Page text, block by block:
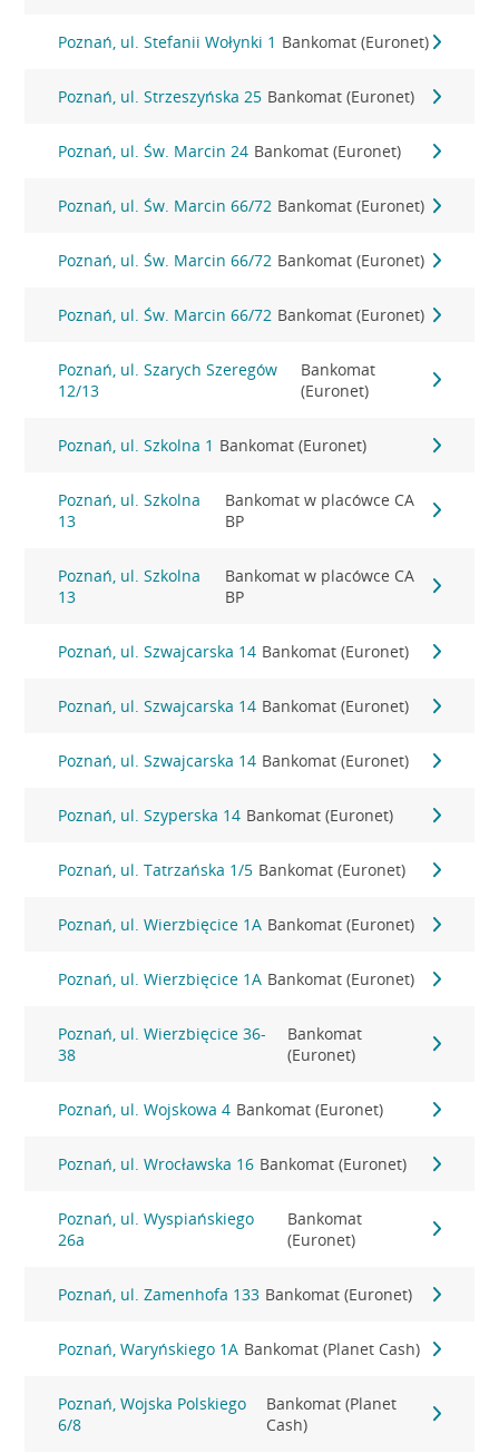
Poznań, ul. Stefanii Wołynki 1 Bankomat (Euronet)
Poznań, ul. Strzeszyńska 25 Bankomat (Euronet)
Poznań, ul. Św. Marcin 24 Bankomat (Euronet)
Poznań, ul. Św. Marcin 66/72 Bankomat (Euronet)
Poznań, ul. Św. Marcin 66/72 Bankomat (Euronet)
Poznań, ul. Św. Marcin 66/72 Bankomat (Euronet)
Poznań, ul. Szarych Szeregów
12/13
Bankomat
(Euronet)
Poznań, ul. Szkolna 1 Bankomat (Euronet)
Poznań, ul. Szkolna
13
Bankomat w placówce CA
BP
Poznań, ul. Szkolna
13
Bankomat w placówce CA
BP
Poznań, ul. Szwajcarska 14 Bankomat (Euronet)
Poznań, ul. Szwajcarska 14 Bankomat (Euronet)
Poznań, ul. Szwajcarska 14 Bankomat (Euronet)
Poznań, ul. Szyperska 14 Bankomat (Euronet)
Poznań, ul. Tatrzańska 1/5 Bankomat (Euronet)
Poznań, ul. Wierzbięcice 1A Bankomat (Euronet)
Poznań, ul. Wierzbięcice 1A Bankomat (Euronet)
Poznań, ul. Wierzbięcice 36-
38
Bankomat
(Euronet)
Poznań, ul. Wojskowa 4 Bankomat (Euronet)
Poznań, ul. Wrocławska 16 Bankomat (Euronet)
Poznań, ul. Wyspiańskiego
26a
Bankomat
(Euronet)
Poznań, ul. Zamenhofa 133 Bankomat (Euronet)
Poznań, Waryńskiego 1A Bankomat (Planet Cash)
Poznań, Wojska Polskiego
6/8
Bankomat (Planet
Cash)